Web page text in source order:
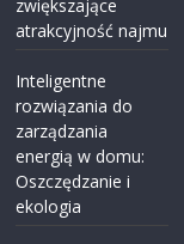
zwiększające
atrakcyjność najmu
Inteligentne
rozwiązania do
zarządzania
energią w domu:
Oszczędzanie i
ekologia